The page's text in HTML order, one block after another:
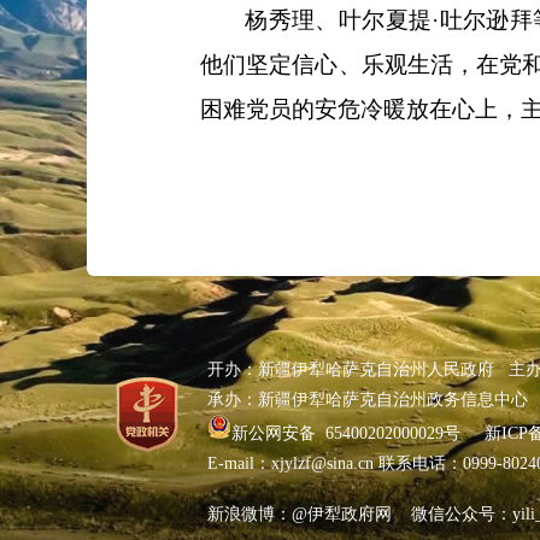
杨秀理、叶尔夏提·吐尔逊
他们坚定信心、乐观生活，在党
困难党员的安危冷暖放在心上，
开办：新疆伊犁哈萨克自治州人民政府 主
承办：新疆伊犁哈萨克自治州政务信息中
新公网安备 65400202000029号
新ICP
E-mail：xjylzf@sina.cn 联系电话：0999-
新浪微博：@伊犁政府网 微信公众号：